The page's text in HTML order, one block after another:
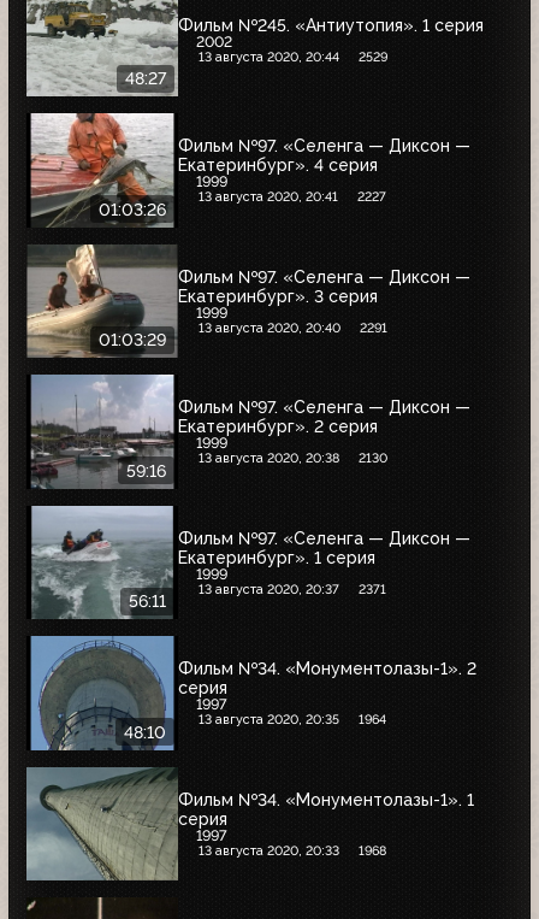
48:27
Фильм №245. «Антиутопия». 1 серия
2002
13 августа 2020, 20:44 2529
01:03:26
Фильм №97. «Селенга — Диксон —
Екатеринбург». 4 серия
1999
13 августа 2020, 20:41 2227
01:03:29
Фильм №97. «Селенга — Диксон —
Екатеринбург». 3 серия
1999
13 августа 2020, 20:40 2291
59:16
Фильм №97. «Селенга — Диксон —
Екатеринбург». 2 серия
1999
13 августа 2020, 20:38 2130
56:11
Фильм №97. «Селенга — Диксон —
Екатеринбург». 1 серия
1999
13 августа 2020, 20:37 2371
48:10
Фильм №34. «Монументолазы-1». 2
серия
1997
13 августа 2020, 20:35 1964
Фильм №34. «Монументолазы-1». 1
серия
1997
13 августа 2020, 20:33 1968